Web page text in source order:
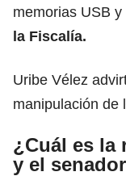
memorias USB y
la Fiscalía.
Uribe Vélez
manipulación de
¿Cuál es la
y el